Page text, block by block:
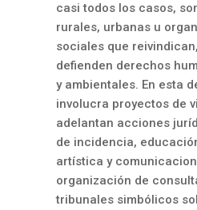
casi todos los casos,
rurales, urbanas u
sociales que
defienden derechos
y ambientales. En esta
involucra proyectos de
adelantan acciones
de incidencia,
artística y
organización de
tribunales simbólicos